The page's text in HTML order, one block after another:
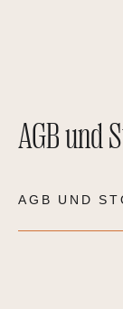
AGB und
AGB UND